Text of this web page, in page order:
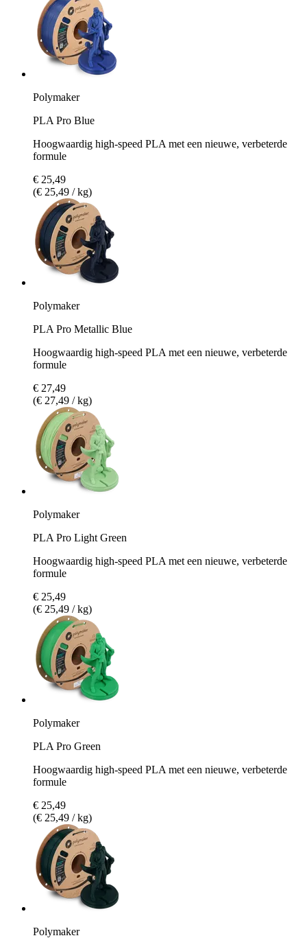
Polymaker
PLA Pro Blue
Hoogwaardig high-speed PLA met een nieuwe, verbeterde
formule
€ 25,49
(€ 25,49 / kg)
Polymaker
PLA Pro Metallic Blue
Hoogwaardig high-speed PLA met een nieuwe, verbeterde
formule
€ 27,49
(€ 27,49 / kg)
Polymaker
PLA Pro Light Green
Hoogwaardig high-speed PLA met een nieuwe, verbeterde
formule
€ 25,49
(€ 25,49 / kg)
Polymaker
PLA Pro Green
Hoogwaardig high-speed PLA met een nieuwe, verbeterde
formule
€ 25,49
(€ 25,49 / kg)
Polymaker